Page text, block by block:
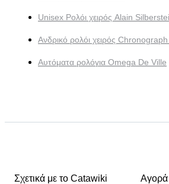
Unisex Ρολόι χειρός Alain
Ανδρικό ρολόι χειρός
Αυτόματα ρολόγια Omega De Ville
Σχετικά με το Catawiki Αγορά